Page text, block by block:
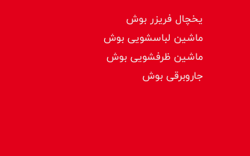
یخچال فریزر بوش
ماشین لباسشویی بوش
ماشین ظرفشویی بوش
جاروبرقی بوش